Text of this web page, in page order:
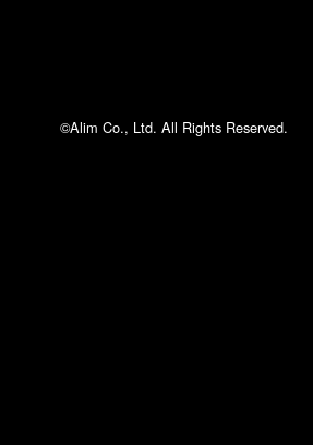
©Alim Co., Ltd. All Rights Reserved.